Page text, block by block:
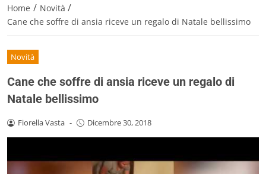
Home / Novità /
Cane che soffre di ansia riceve un regalo di Natale bellissimo
Novità
Cane che soffre di ansia riceve un regalo di
Natale bellissimo
Fiorella Vasta - Dicembre 30, 2018